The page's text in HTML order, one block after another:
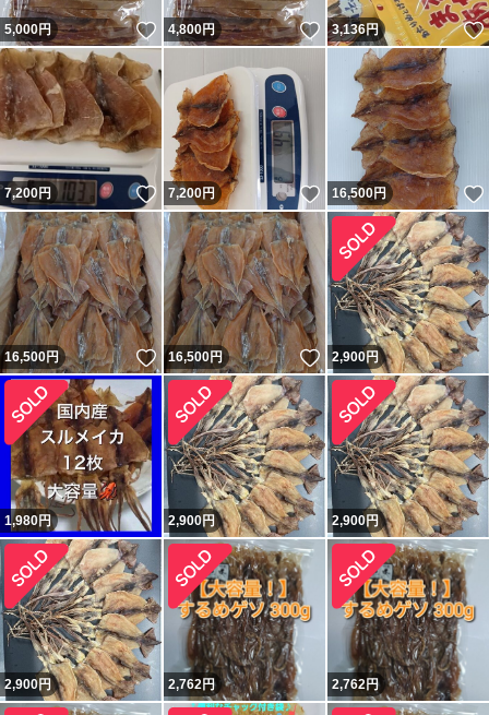
5,000円 いいね！
4,800円 いいね！
3,136円
7,200円 いいね！
7,200円 いいね！
16,500円
16,500円 いいね！
16,500円 いいね！
2,900円
1,980円 2,900円 2,900円
2,900円 2,762円 2,762円